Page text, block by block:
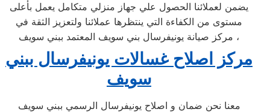
يضمن لعملائنا الحصول علي جهاز منزلي متكامل يعمل بأعلى
مستوى من الكفاءة التي ينتظرها عملائنا ولتعزيز الثقة في
مركز صيانة يونيفرسال بني سويف المعتمد ببني سويف ،
مركز اصلاح غسالات يونيفرسال ببني
سويف
معنا نحن ضمان و اصلاح يونيفرسال الرسمي ببني سويف